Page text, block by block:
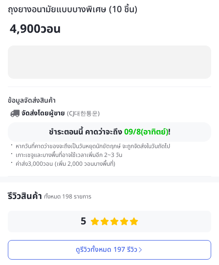
ถุงยางอนามัยแบบบางพิเศษ (10 ชิ้น)
4,900วอน
ข้อมูลจัดส่งสินค้า
จัดส่งโดยผู้ขาย (CJ대한통운)
ชำระตอนนี้ คาดว่าจะถึง09/8(อาทิตย์)!
· หากวันที่คาดว่าของจะถึงเป็นวันหยุดนักขัตฤกษ์ จะถูกจัดส่งในวันถัดไป
· เกาะเชจูและบางพื้นที่อาจใช้เวลาเพิ่มอีก 2~3 วัน
· ค่าส่ง3,000วอน (เพิ่ม 2,000 วอนบางพื้นที่)
รีวิวสินค้า ทั้งหมด 198 รายการ
5
ดูรีวิวทั้งหมด 197 รีวิว